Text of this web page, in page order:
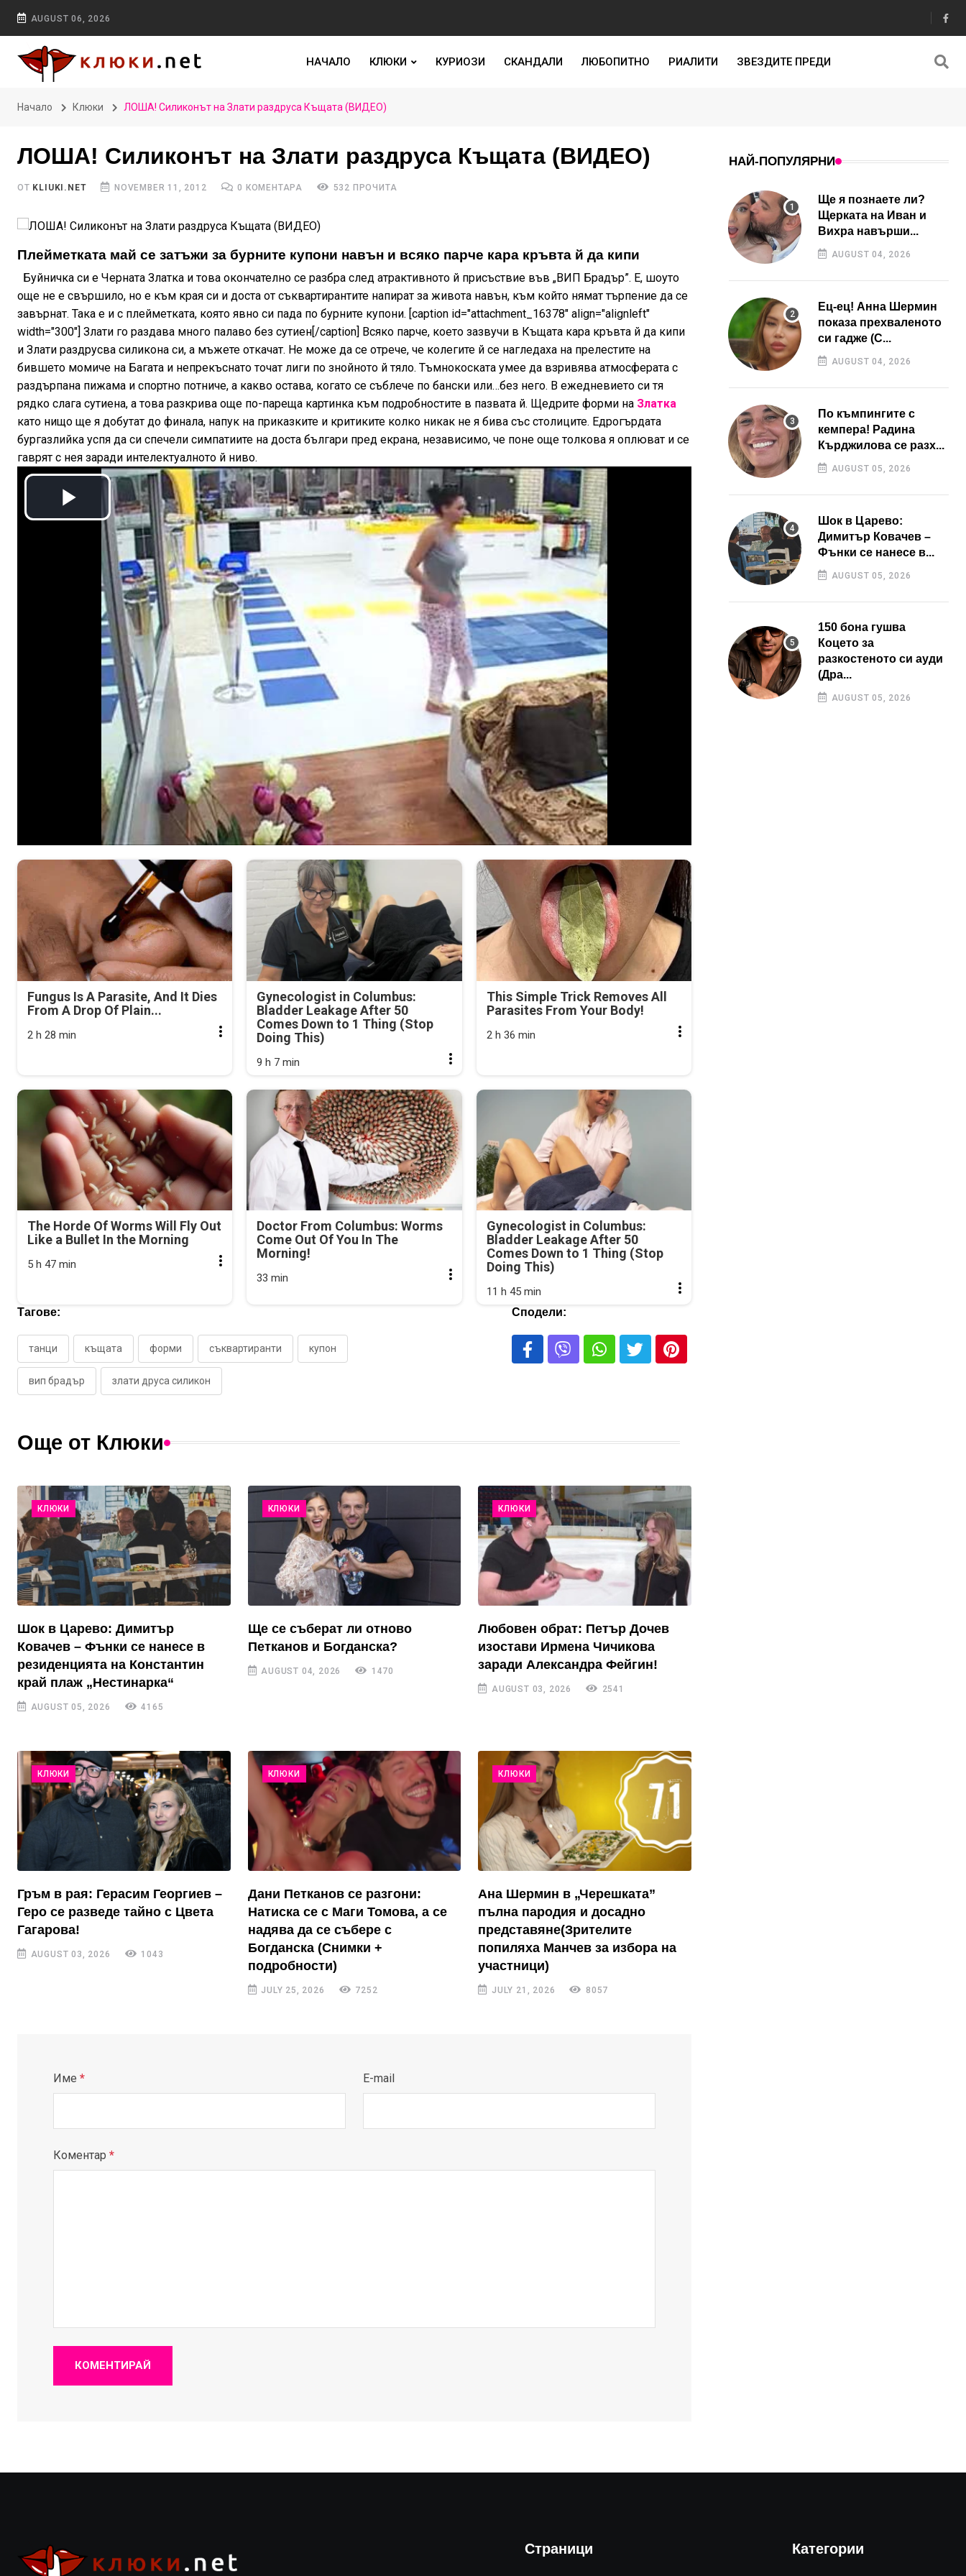
AUGUST 06, 2026
НАЧАЛО КЛЮКИ КУРИОЗИ СКАНДАЛИ ЛЮБОПИТНО РИАЛИТИ ЗВЕЗДИТЕ ПРЕДИ
Начало Клюки ЛОША! Силиконът на Злати раздруса Къщата (ВИДЕО)
ЛОША! Силиконът на Злати раздруса Къщата (ВИДЕО)
ОТ KLIUKI.NET NOVEMBER 11, 2012 0 КОМЕНТАРА 532 ПРОЧИТА
Плейметката май се затъжи за бурните купони навън и всяко парче кара кръвта й да кипи
Буйничка си е Черната Златка и това окончателно се разбра след атрактивното й присъствие във „ВИП Брадър”. Е, шоуто
още не е свършило, но е към края си и доста от съквартирантите напират за живота навън, към който нямат търпение да се
завърнат. Така е и с плейметката, която явно си пада по бурните купони. [caption id="attachment_16378" align="alignleft"
width="300"] Злати го раздава много палаво без сутиен[/caption] Всяко парче, което зазвучи в Къщата кара кръвта й да кипи
и Злати раздрусва силикона си, а мъжете откачат. Не може да се отрече, че колегите й се нагледаха на прелестите на
бившето момиче на Багата и непрекъснато точат лиги по знойното й тяло. Тъмнокоската умее да взривява атмосферата с
раздърпана пижама и спортно потниче, а какво остава, когато се съблече по бански или…без него. В ежедневието си тя
рядко слага сутиена, а това разкрива още по-пареща картинка към подробностите в пазвата й. Щедрите форми на Златка
като нищо ще я добутат до финала, напук на приказките и критиките колко никак не я бива със столиците. Едрогърдата
бургазлийка успя да си спечели симпатиите на доста българи пред екрана, независимо, че поне още толкова я оплюват и се
гаврят с нея заради интелектуалното й ниво.
Fungus Is A Parasite, And It Dies
From A Drop Of Plain...
2 h 28 min
Gynecologist in Columbus:
Bladder Leakage After 50
Comes Down to 1 Thing (Stop
Doing This)
9 h 7 min
This Simple Trick Removes All
Parasites From Your Body!
2 h 36 min
The Horde Of Worms Will Fly Out
Like a Bullet In the Morning
5 h 47 min
Doctor From Columbus: Worms
Come Out Of You In The
Morning!
33 min
Gynecologist in Columbus:
Bladder Leakage After 50
Comes Down to 1 Thing (Stop
Doing This)
11 h 45 min
Тагове:
танци къщата форми съквартиранти купон
вип брадър злати друса силикон
Сподели:
Още от Клюки
КЛЮКИ
Шок в Царево: Димитър
Ковачев – Фънки се нанесе в
резиденцията на Константин
край плаж „Нестинарка“
AUGUST 05, 2026 4165
КЛЮКИ
Ще се съберат ли отново
Петканов и Богданска?
AUGUST 04, 2026 1470
КЛЮКИ
Любовен обрат: Петър Дочев
изостави Ирмена Чичикова
заради Александра Фейгин!
AUGUST 03, 2026 2541
КЛЮКИ
Гръм в рая: Герасим Георгиев –
Геро се разведе тайно с Цвета
Гагарова!
AUGUST 03, 2026 1043
КЛЮКИ
Дани Петканов се разгони:
Натиска се с Маги Томова, а се
надява да се събере с
Богданска (Снимки +
подробности)
JULY 25, 2026 7252
КЛЮКИ
Ана Шермин в „Черешката”
пълна пародия и досадно
представяне(Зрителите
попиляха Манчев за избора на
участници)
JULY 21, 2026 8057
Име * E-mail
Коментар *
КОМЕНТИРАЙ
НАЙ-ПОПУЛЯРНИ
Ще я познаете ли?
Щерката на Иван и
Вихра навърши...
AUGUST 04, 2026
Ец-ец! Анна Шермин
показа прехваленото
си гадже (С...
AUGUST 04, 2026
По къмпингите с
кемпера! Радина
Кърджилова се разх...
AUGUST 05, 2026
Шок в Царево:
Димитър Ковачев –
Фънки се нанесе в...
AUGUST 05, 2026
150 бона гушва
Коцето за
разкостеното си ауди
(Дра...
AUGUST 05, 2026
Страници Категории